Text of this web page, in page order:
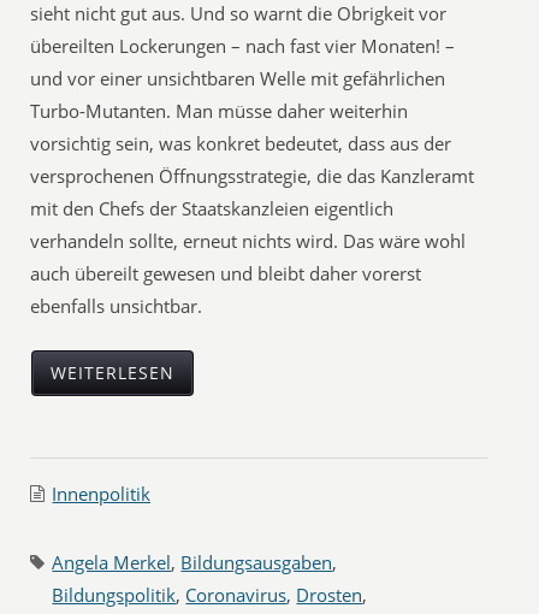
sieht nicht gut aus. Und so warnt die Obrigkeit vor
übereilten Lockerungen – nach fast vier Monaten! –
und vor einer unsichtbaren Welle mit gefährlichen
Turbo-Mutanten. Man müsse daher weiterhin
vorsichtig sein, was konkret bedeutet, dass aus der
versprochenen Öffnungsstrategie, die das Kanzleramt
mit den Chefs der Staatskanzleien eigentlich
verhandeln sollte, erneut nichts wird. Das wäre wohl
auch übereilt gewesen und bleibt daher vorerst
ebenfalls unsichtbar.
WEITERLESEN
Innenpolitik
Angela Merkel, Bildungsausgaben,
Bildungspolitik, Coronavirus, Drosten,